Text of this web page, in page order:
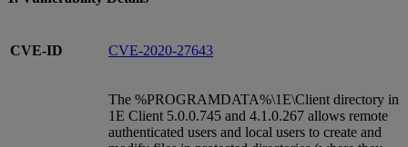
CVE-ID CVE-2020-27643
The %PROGRAMDATA%\1E\Client directory in
1E Client 5.0.0.745 and 4.1.0.267 allows remote
authenticated users and local users to create and